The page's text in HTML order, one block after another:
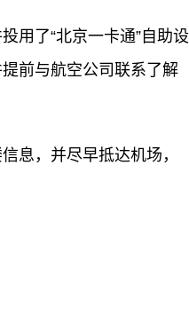
用了“北京一卡通”自助设
前与航空公司联系了解
息，并尽早抵达机场，